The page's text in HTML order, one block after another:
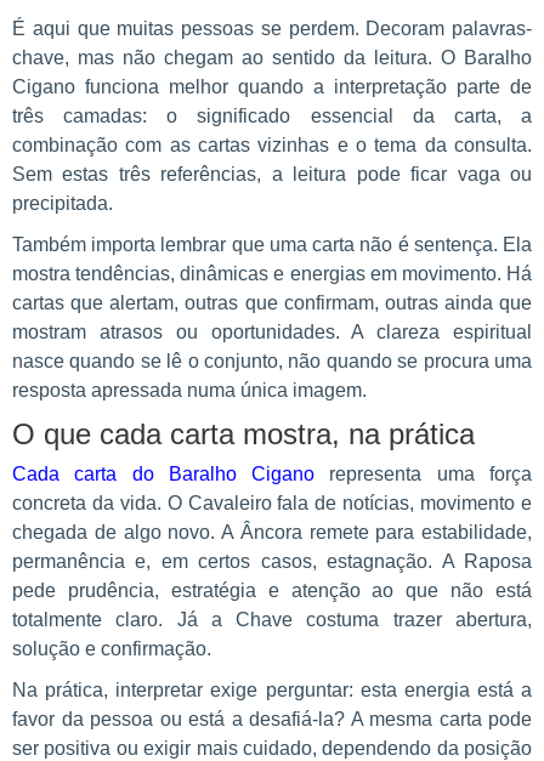
É aqui que muitas pessoas se perdem. Decoram palavras-
chave, mas não chegam ao sentido da leitura. O Baralho
Cigano funciona melhor quando a interpretação parte de
três camadas: o significado essencial da carta, a
combinação com as cartas vizinhas e o tema da consulta.
Sem estas três referências, a leitura pode ficar vaga ou
precipitada.
Também importa lembrar que uma carta não é sentença. Ela
mostra tendências, dinâmicas e energias em movimento. Há
cartas que alertam, outras que confirmam, outras ainda que
mostram atrasos ou oportunidades. A clareza espiritual
nasce quando se lê o conjunto, não quando se procura uma
resposta apressada numa única imagem.
O que cada carta mostra, na prática
Cada carta do Baralho Cigano representa uma força
concreta da vida. O Cavaleiro fala de notícias, movimento e
chegada de algo novo. A Âncora remete para estabilidade,
permanência e, em certos casos, estagnação. A Raposa
pede prudência, estratégia e atenção ao que não está
totalmente claro. Já a Chave costuma trazer abertura,
solução e confirmação.
Na prática, interpretar exige perguntar: esta energia está a
favor da pessoa ou está a desafiá-la? A mesma carta pode
ser positiva ou exigir mais cuidado, dependendo da posição